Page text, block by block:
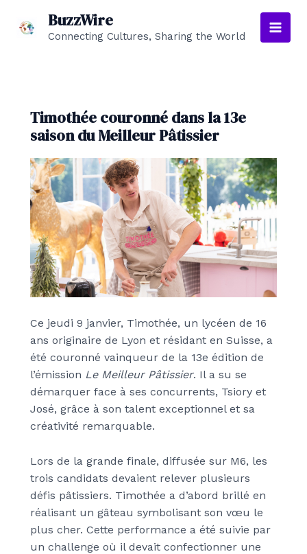
BuzzWire
Connecting Cultures, Sharing the World
Main
Timothée couronné dans la 13e
saison du Meilleur Pâtissier
Ce jeudi 9 janvier, Timothée, un lycéen de 16
ans originaire de Lyon et résidant en Suisse, a
été couronné vainqueur de la 13e édition de
l’émission Le Meilleur Pâtissier. Il a su se
démarquer face à ses concurrents, Tsiory et
José, grâce à son talent exceptionnel et sa
créativité remarquable.
Lors de la grande finale, diffusée sur M6, les
trois candidats devaient relever plusieurs
défis pâtissiers. Timothée a d’abord brillé en
réalisant un gâteau symbolisant son vœu le
plus cher. Cette performance a été suivie par
un challenge où il devait confectionner une